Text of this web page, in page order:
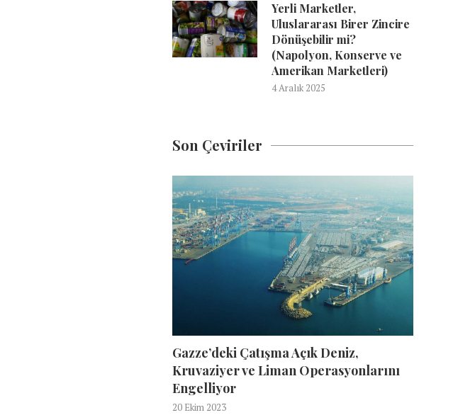
Yerli Marketler,
Uluslararası Birer Zincire
Dönüşebilir mi?
(Napolyon, Konserve ve
Amerikan Marketleri)
4 Aralık 2025
Son Çeviriler
Gazze’deki Çatışma Açık Deniz,
Kruvaziyer ve Liman Operasyonlarını
Engelliyor
20 Ekim 2023